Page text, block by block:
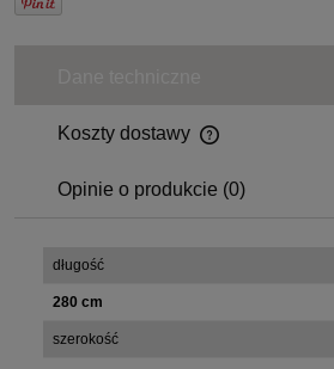
Koszty dostawy
Opinie o produkcie (0)
długość
280 cm
szerokość